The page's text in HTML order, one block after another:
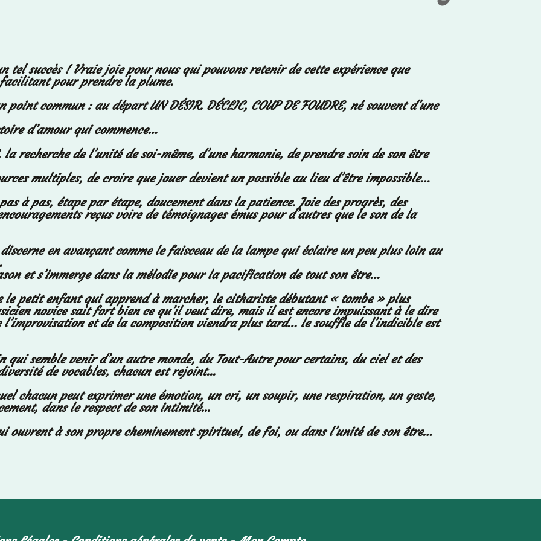
tel succès ! Vraie joie pour nous qui pouvons retenir de cette expérience que
pour prendre la plume.
commun : au départ UN DÉSIR. DÉCLIC, COUP DE FOUDRE, né souvent d’une
d’amour qui commence…
recherche de l’unité de soi-même, d’une harmonie, de prendre soin de son être
multiples, de croire que jouer devient un possible au lieu d’être impossible…
à pas, étape par étape, doucement dans la patience. Joie des progrès, des
reçus voire de témoignages émus pour d’autres que le son de la
en avançant comme le faisceau de la lampe qui éclaire un peu plus loin au
et s’immerge dans la mélodie pour la pacification de tout son être…
le petit enfant qui apprend à marcher, le cithariste débutant « tombe » plus
novice sait fort bien ce qu’il veut dire, mais il est encore impuissant à le dire
l’improvisation et de la composition viendra plus tard… le souffle de l’indicible est
semble venir d’un autre monde, du Tout-Autre pour certains, du ciel et des
de vocables, chacun est rejoint...
chacun peut exprimer une émotion, un cri, un soupir, une respiration, un geste,
dans le respect de son intimité...
ouvrent à son propre cheminement spirituel, de foi, ou dans l’unité de son être…